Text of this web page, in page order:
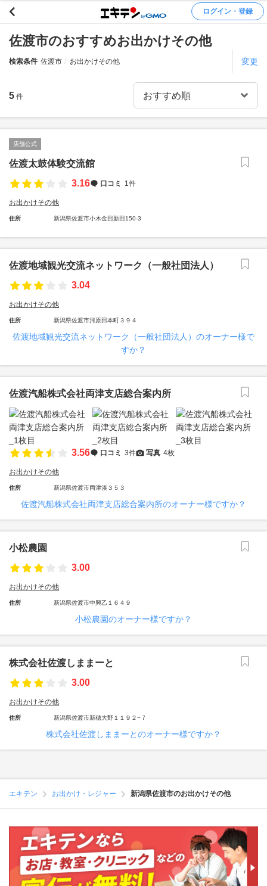
ログイン・登録
佐渡市のおすすめお出かけその他
検索条件 佐渡市 お出かけその他 変更
5 件
店舗公式
佐渡太鼓体験交流館
3.16
口コミ 1件
お出かけその他
住所 新潟県佐渡市小木金田新田150-3
佐渡地域観光交流ネットワーク（一般社団法人）
3.04
お出かけその他
住所 新潟県佐渡市河原田本町３９４
佐渡地域観光交流ネットワーク（一般社団法人）のオーナー様で
すか？
佐渡汽船株式会社両津支店総合案内所
3.56 口コミ 3件 写真 4枚
お出かけその他
住所 新潟県佐渡市両津湊３５３
佐渡汽船株式会社両津支店総合案内所のオーナー様ですか？
小松農園
3.00
お出かけその他
住所 新潟県佐渡市中興乙１６４９
小松農園のオーナー様ですか？
株式会社佐渡しままーと
3.00
お出かけその他
住所 新潟県佐渡市新穂大野１１９２−７
株式会社佐渡しままーとのオーナー様ですか？
エキテン お出かけ・レジャー 新潟県佐渡市のお出かけその他